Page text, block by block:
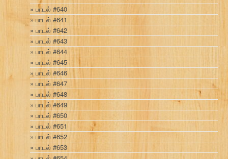
பாடல் #640
பாடல் #641
பாடல் #642
பாடல் #643
பாடல் #644
பாடல் #645
பாடல் #646
பாடல் #647
பாடல் #648
பாடல் #649
பாடல் #650
பாடல் #651
பாடல் #652
பாடல் #653